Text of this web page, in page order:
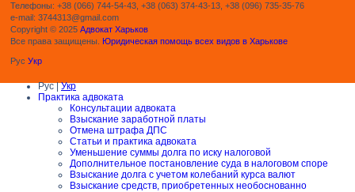
Телефоны: +38 (066) 744-54-43, +38 (063) 374-43-13, +38 (096) 735-35-76
e-mail: 3744313@gmail.com
Copyright © 2025 Адвокат Харьков
Все права защищены. Юридическая помощь всех видов в Харькове
Рус Укр
Рус |Укр
Практика адвоката
Консультации адвоката
Взыскание заработной платы
Отмена штрафа ДПС
Статьи и практика адвоката
Уменьшение суммы долга по иску налоговой
Дополнительное постановление суда в налоговом споре
Взыскание долга с учетом колебаний курса валют
Взыскание средств, приобретенных необоснованно